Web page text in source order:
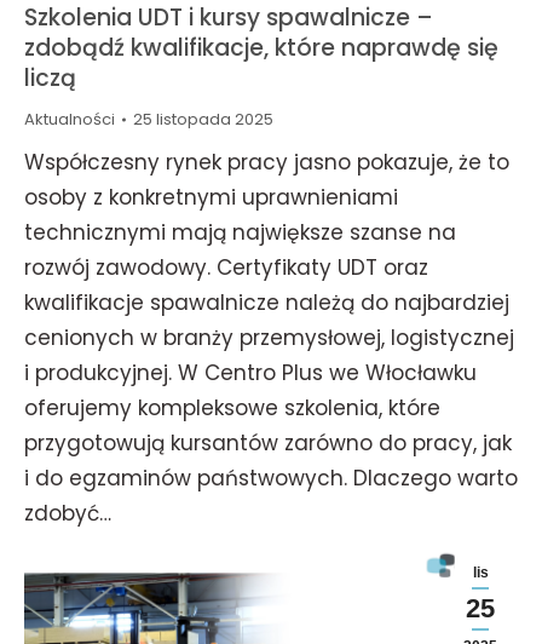
Szkolenia UDT i kursy spawalnicze –
zdobądź kwalifikacje, które naprawdę się
liczą
Aktualności 25 listopada 2025
Współczesny rynek pracy jasno pokazuje, że to
osoby z konkretnymi uprawnieniami
technicznymi mają największe szanse na
rozwój zawodowy. Certyfikaty UDT oraz
kwalifikacje spawalnicze należą do najbardziej
cenionych w branży przemysłowej, logistycznej
i produkcyjnej. W Centro Plus we Włocławku
oferujemy kompleksowe szkolenia, które
przygotowują kursantów zarówno do pracy, jak
i do egzaminów państwowych. Dlaczego warto
zdobyć…
lis
25